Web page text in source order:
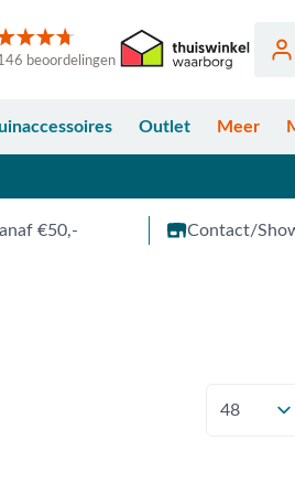
beoordelingen
Outlet Meer
€50,- Contact/